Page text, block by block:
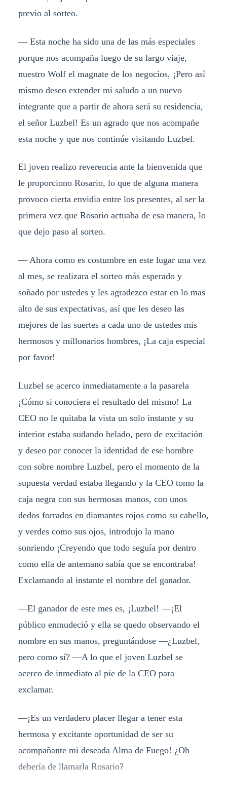
previo al sorteo.
— Esta noche ha sido una de las más especiales
porque nos acompaña luego de su largo viaje,
nuestro Wolf el magnate de los negocios, ¡Pero así
mismo deseo extender mi saludo a un nuevo
integrante que a partir de ahora será su residencia,
el señor Luzbel! Es un agrado que nos acompañe
esta noche y que nos continúe visitando Luzbel.
El joven realizo reverencia ante la bienvenida que
le proporciono Rosario, lo que de alguna manera
provoco cierta envidia entre los presentes, al ser la
primera vez que Rosario actuaba de esa manera, lo
que dejo paso al sorteo.
— Ahora como es costumbre en este lugar una vez
al mes, se realizara el sorteo más esperado y
soñado por ustedes y les agradezco estar en lo mas
alto de sus expectativas, así que les deseo las
mejores de las suertes a cada uno de ustedes mis
hermosos y millonarios hombres, ¡La caja especial
por favor!
Luzbel se acerco inmediatamente a la pasarela
¡Cómo si conociera el resultado del mismo! La
CEO no le quitaba la vista un solo instante y su
interior estaba sudando helado, pero de excitación
y deseo por conocer la identidad de ese hombre
con sobre nombre Luzbel, pero el momento de la
supuesta verdad estaba llegando y la CEO tomo la
caja negra con sus hermosas manos, con unos
dedos forrados en diamantes rojos como su cabello,
y verdes como sus ojos, introdujo la mano
sonriendo ¡Creyendo que todo seguía por dentro
como ella de antemano sabía que se encontraba!
Exclamando al instante el nombre del ganador.
—El ganador de este mes es, ¡Luzbel! —¡El
público enmudeció y ella se quedo observando el
nombre en sus manos, preguntándose —¿Luzbel,
pero como sí? —A lo que el joven Luzbel se
acerco de inmediato al pie de la CEO para
exclamar.
—¡Es un verdadero placer llegar a tener esta
hermosa y excitante oportunidad de ser su
acompañante mi deseada Alma de Fuego! ¿Oh
debería de llamarla Rosario?